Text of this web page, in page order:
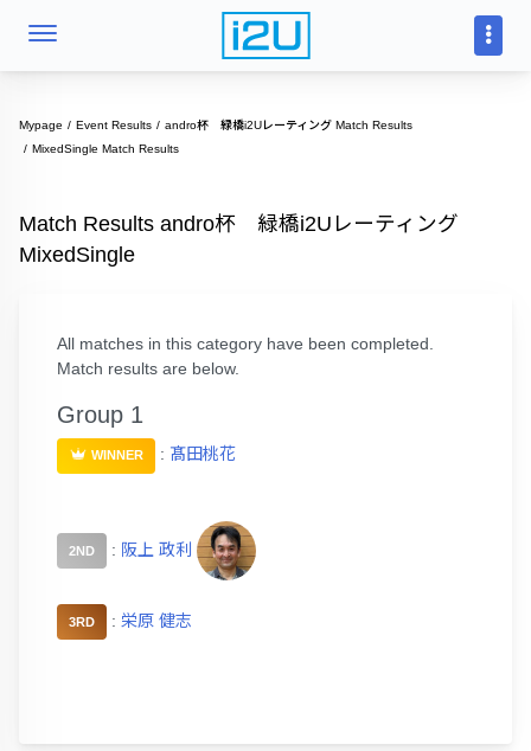
Mypage Event Results
andro杯 緑橋i2Uレーティング Match Results
MixedSingle Match Results
Match Results andro杯 緑橋i2Uレーティング
MixedSingle
All matches in this category have been completed.
Match results are below.
Group 1
WINNER : 髙田桃花
2ND : 阪上 政利
3RD : 栄原 健志